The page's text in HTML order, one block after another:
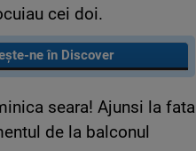
cei doi.
ne în Discover
seara! Ajunsi la fata
de la balconul